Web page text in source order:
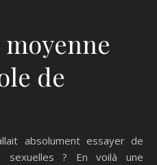
de
absolument essayer de
sexuelles ? En voilà une